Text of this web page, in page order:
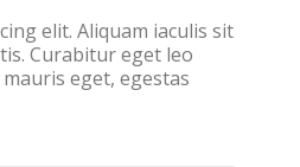
elit. Aliquam iaculis sit
Curabitur eget leo
eget, egestas